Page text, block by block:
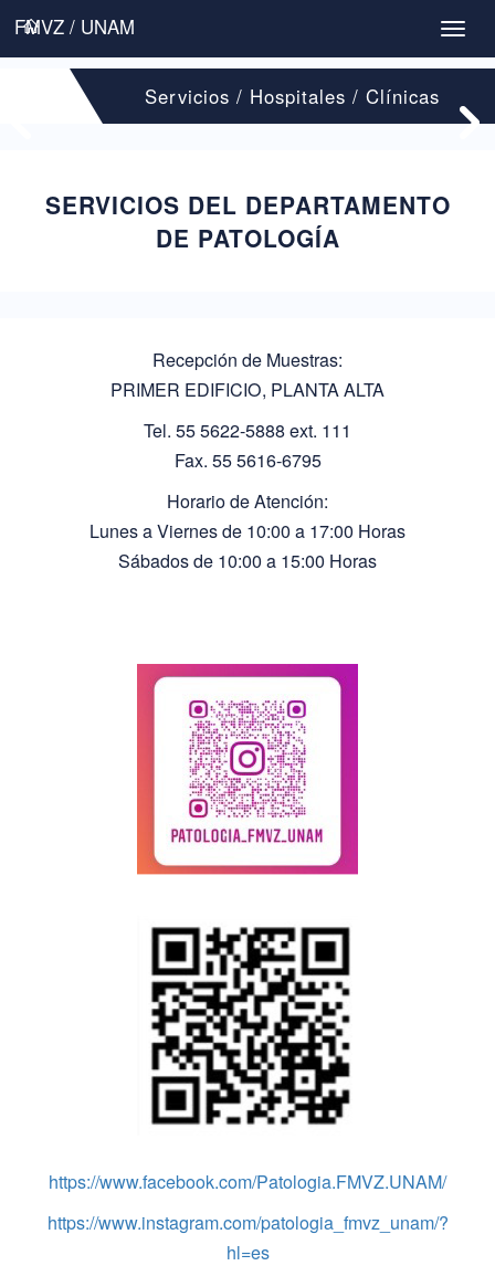
FMVZ / UNAM
Servicios / Hospitales / Clínicas
SERVICIOS DEL DEPARTAMENTO
DE PATOLOGÍA
Recepción de Muestras:
PRIMER EDIFICIO, PLANTA ALTA
Tel. 55 5622-5888 ext. 111
Fax. 55 5616-6795
Horario de Atención:
Lunes a Viernes de 10:00 a 17:00 Horas
Sábados de 10:00 a 15:00 Horas
https://www.facebook.com/Patologia.FMVZ.UNAM/
https://www.instagram.com/patologia_fmvz_unam/?
hl=es